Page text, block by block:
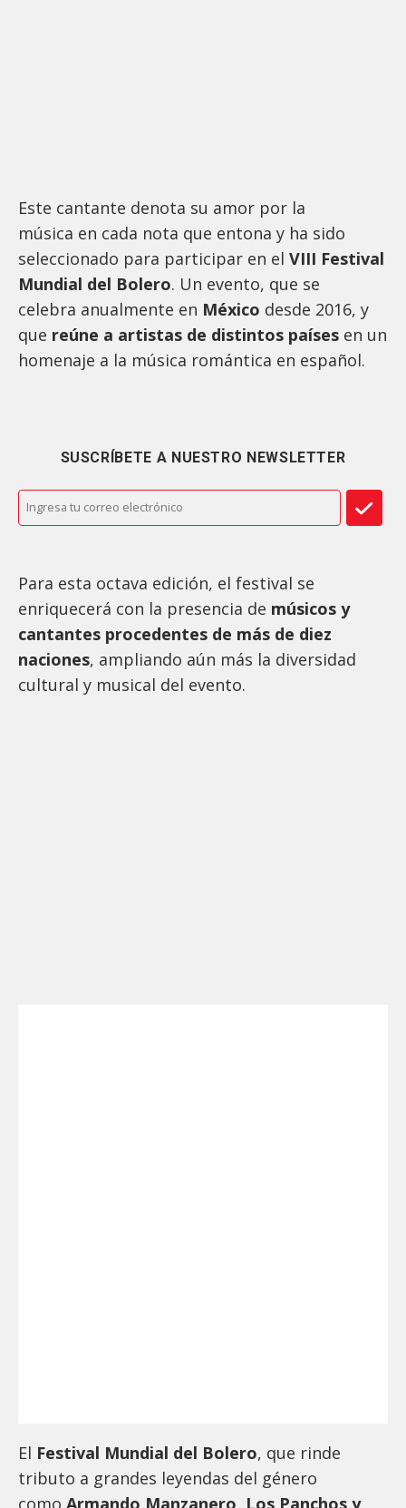
Este cantante denota su amor por la
música en cada nota que entona y ha sido
seleccionado para participar en el VIII Festival
Mundial del Bolero. Un evento, que se
celebra anualmente en México desde 2016, y
que reúne a artistas de distintos países en un
homenaje a la música romántica en español.
SUSCRÍBETE A NUESTRO NEWSLETTER
Para esta octava edición, el festival se
enriquecerá con la presencia de músicos y
cantantes procedentes de más de diez
naciones, ampliando aún más la diversidad
cultural y musical del evento.
El Festival Mundial del Bolero, que rinde
tributo a grandes leyendas del género
como Armando Manzanero, Los Panchos y